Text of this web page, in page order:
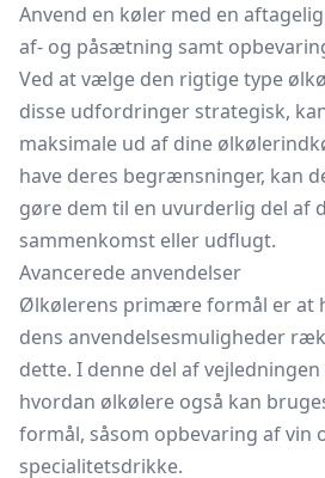
Anvend en køler med en
af- og påsætning samt
Ved at vælge den rigtige type
disse udfordringer strategisk,
maksimale ud af dine
have deres begrænsninger, kan
gøre dem til en uvurderlig del af
sammenkomst eller udflugt.
Avancerede anvendelser
Ølkølerens primære formål er at
dens anvendelsesmuligheder
dette. I denne del af
hvordan ølkølere også kan
formål, såsom opbevaring af vin
specialitetsdrikke.